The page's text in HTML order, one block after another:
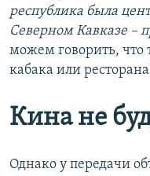
республика была
Северном Кавказе –
можем говорить, что
кабака или
Кина не
Однако у передачи